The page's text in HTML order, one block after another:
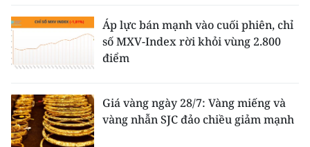
Áp lực bán mạnh vào cuối phiên, chỉ
số MXV-Index rời khỏi vùng 2.800
điểm
Giá vàng ngày 28/7: Vàng miếng và
vàng nhẫn SJC đảo chiều giảm mạnh